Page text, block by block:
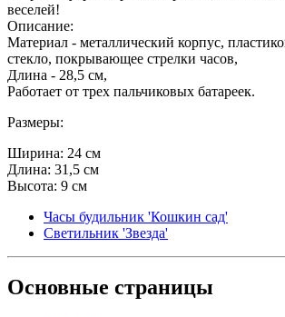
веселей!
Описание:
Материал - металлический корпус,
стекло, покрывающее стрелки часов,
Длина - 28,5 см,
Работает от трех пальчиковых батареек.
Размеры:
Ширина: 24 см
Длина: 31,5 см
Высота: 9 см
Часы будильник 'Кошкин сад'
Светильник 'Звезда'
Основные страницы